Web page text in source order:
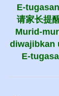
请家长提
Murid-
diwajibkan
E-